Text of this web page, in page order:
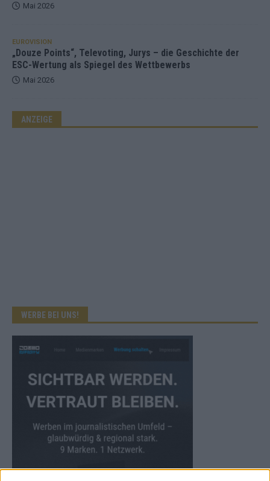
Mai 2026
EUROVISION
„Douze Points“, Televoting, Jurys – die Geschichte der
ESC-Wertung als Spiegel des Wettbewerbs
Mai 2026
ANZEIGE
WERBE BEI UNS!